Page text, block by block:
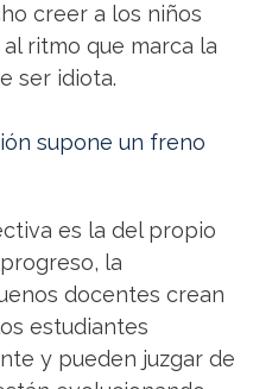
creer a los niños
ritmo que marca la
ser idiota.
supone un freno
es la del propio
la
docentes crean
estudiantes
y pueden juzgar de